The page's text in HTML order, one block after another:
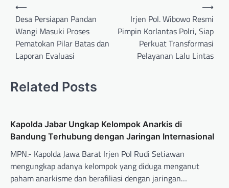
⟵
Desa Persiapan Pandan
Wangi Masuki Proses
Pematokan Pilar Batas dan
Laporan Evaluasi
Irjen Pol. Wibowo Resmi
Pimpin Korlantas Polri, Siap
Perkuat Transformasi
Pelayanan Lalu Lintas
⟶
Related Posts
Kapolda Jabar Ungkap Kelompok Anarkis di
Bandung Terhubung dengan Jaringan Internasional
MPN.- Kapolda Jawa Barat Irjen Pol Rudi Setiawan
mengungkap adanya kelompok yang diduga menganut
paham anarkisme dan berafiliasi dengan jaringan…